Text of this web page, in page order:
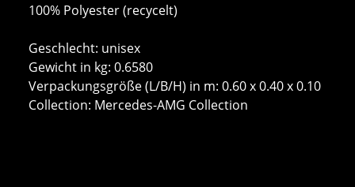
100% Polyester (recycelt)
Geschlecht: unisex
Gewicht in kg: 0.6580
Verpackungsgröße (L/B/H) in m: 0.60 x 0.40 x 0.10
Collection: Mercedes-AMG Collection